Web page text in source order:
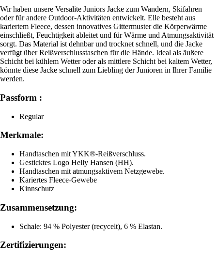
Wir haben unsere Versalite Juniors Jacke zum Wandern, Skifahren
oder für andere Outdoor-Aktivitäten entwickelt. Elle besteht aus
kariertem Fleece, dessen innovatives Gittermuster die Körperwärme
einschließt, Feuchtigkeit ableitet und für Wärme und Atmungsaktivität
sorgt. Das Material ist dehnbar und trocknet schnell, und die Jacke
verfügt über Reißverschlusstaschen für die Hände. Ideal als äußere
Schicht bei kühlem Wetter oder als mittlere Schicht bei kaltem Wetter,
könnte diese Jacke schnell zum Liebling der Junioren in Ihrer Familie
werden.
Passform :
Regular
Merkmale:
Handtaschen mit YKK®-Reißverschluss.
Gesticktes Logo Helly Hansen (HH).
Handtaschen mit atmungsaktivem Netzgewebe.
Kariertes Fleece-Gewebe
Kinnschutz
Zusammensetzung:
Schale: 94 % Polyester (recycelt), 6 % Elastan.
Zertifizierungen: